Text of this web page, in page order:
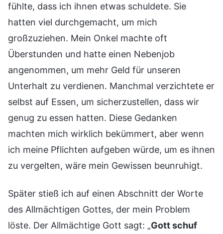
fühlte, dass ich ihnen etwas schuldete. Sie
hatten viel durchgemacht, um mich
großzuziehen. Mein Onkel machte oft
Überstunden und hatte einen Nebenjob
angenommen, um mehr Geld für unseren
Unterhalt zu verdienen. Manchmal verzichtete er
selbst auf Essen, um sicherzustellen, dass wir
genug zu essen hatten. Diese Gedanken
machten mich wirklich bekümmert, aber wenn
ich meine Pflichten aufgeben würde, um es ihnen
zu vergelten, wäre mein Gewissen beunruhigt.
Später stieß ich auf einen Abschnitt der Worte
des Allmächtigen Gottes, der mein Problem
löste. Der Allmächtige Gott sagt: „Gott schuf